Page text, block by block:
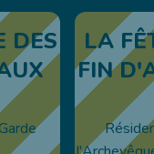
DES
LA
FIN